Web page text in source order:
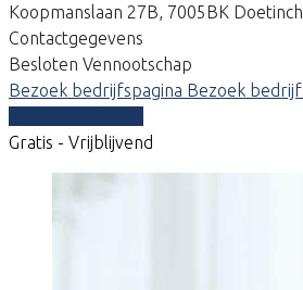
Koopmanslaan 27B, 7005BK
Contactgegevens
Besloten Vennootschap
Bezoek bedrijfspagina Bezoek
Gratis - Vrijblijvend